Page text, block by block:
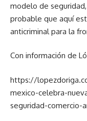
modelo de
probable que aquí
anticriminal para la
Con información de
https://
mexico-celebra-
seguridad-comercio-